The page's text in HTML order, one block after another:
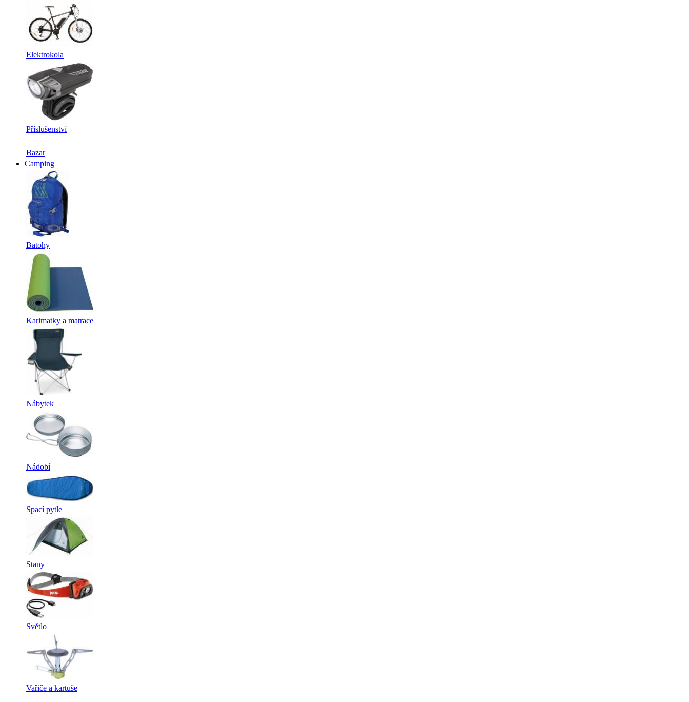
Elektrokola
Příslušenství
Bazar
Camping
Batohy
Karimatky a matrace
Nábytek
Nádobí
Spací pytle
Stany
Světlo
Vařiče a kartuše